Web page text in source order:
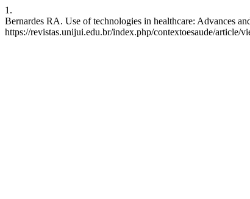
1.
Bernardes RA. Use of technologies in healthcare: Advances
https://revistas.unijui.edu.br/index.php/contextoesaude/article/